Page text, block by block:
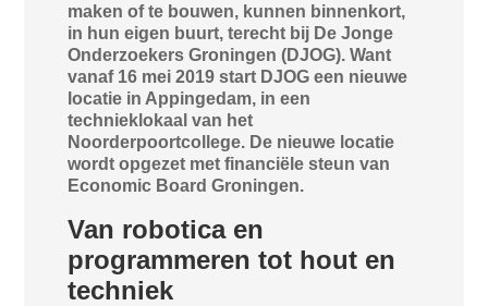
maken of te bouwen, kunnen binnenkort,
in hun eigen buurt, terecht bij De Jonge
Onderzoekers Groningen (DJOG). Want
vanaf 16 mei 2019 start DJOG een nieuwe
locatie in Appingedam, in een
technieklokaal van het
Noorderpoortcollege. De nieuwe locatie
wordt opgezet met financiële steun van
Economic Board Groningen.
Van robotica en
programmeren tot hout en
techniek